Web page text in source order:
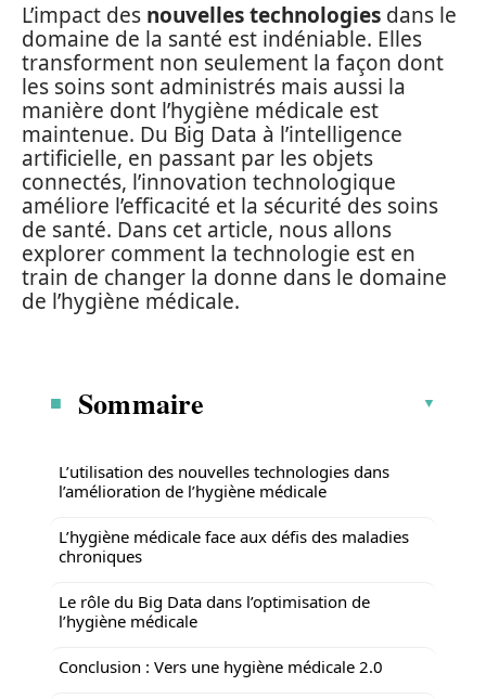
L’impact des nouvelles technologies dans le
domaine de la santé est indéniable. Elles
transforment non seulement la façon dont
les soins sont administrés mais aussi la
manière dont l’hygiène médicale est
maintenue. Du Big Data à l’intelligence
artificielle, en passant par les objets
connectés, l’innovation technologique
améliore l’efficacité et la sécurité des soins
de santé. Dans cet article, nous allons
explorer comment la technologie est en
train de changer la donne dans le domaine
de l’hygiène médicale.
Sommaire
L’utilisation des nouvelles technologies dans
l’amélioration de l’hygiène médicale
L’hygiène médicale face aux défis des maladies
chroniques
Le rôle du Big Data dans l’optimisation de
l’hygiène médicale
Conclusion : Vers une hygiène médicale 2.0